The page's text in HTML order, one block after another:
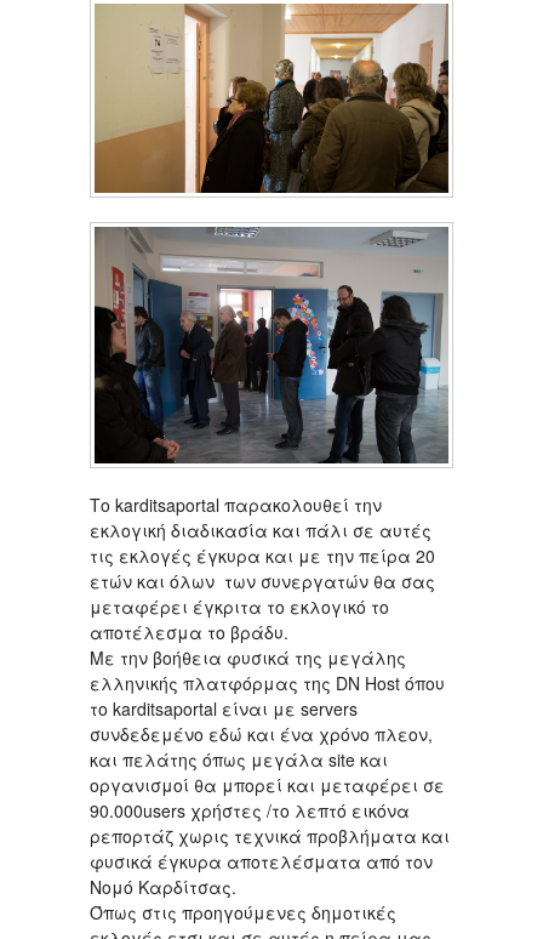
Το karditsaportal παρακολουθεί την
εκλογική διαδικασία και πάλι σε αυτές
τις εκλογές έγκυρα και με την πείρα 20
ετών και όλων των συνεργατών θα σας
μεταφέρει έγκριτα το εκλογικό το
αποτέλεσμα το βράδυ.
Με την βοήθεια φυσικά της μεγάλης
ελληνικής πλατφόρμας της DN Host όπου
το karditsaportal είναι με servers
συνδεδεμένο εδώ και ένα χρόνο πλεον,
και πελάτης όπως μεγάλα site και
οργανισμοί θα μπορεί και μεταφέρει σε
90.000users χρήστες /το λεπτό εικόνα
ρεπορτάζ χωρις τεχνικά προβλήματα και
φυσικά έγκυρα αποτελέσματα από τον
Νομό Καρδίτσας.
Όπως στις προηγούμενες δημοτικές